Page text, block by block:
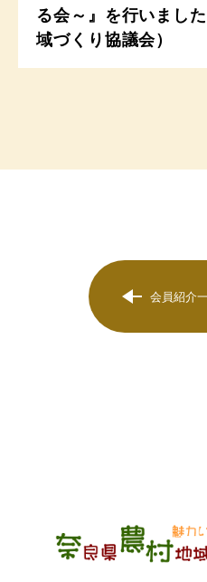
る会～』を行いまし
域づくり協議会）
会員紹介